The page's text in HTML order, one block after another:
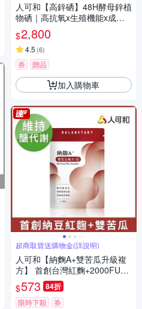
人可和【高鋅硒】48H酵母鋅植
物硒｜高抗氧x生殖機能x成長
發育x產後病後補養｜長效型維
他命礦物質｜永豐集團
$2,800
4.5 (6)
券 贈品
加入購物車
超商取貨送購物金(詳說明)
人可和【納麴A+雙苦瓜升級複
方】 首創台灣紅麴+2000FU納
豆激酶+高活性雙苦瓜胜肽【維
持醣代謝】更勝單方大紅麴｜
永豐集團
$573 84折
限時下殺 券